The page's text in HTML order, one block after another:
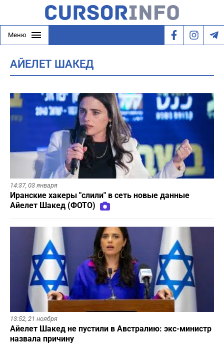
Меню
АЙЕЛЕТ ШАКЕД
14:37, 03 января
Иранские хакеры "слили" в сеть новые данные
Айелет Шакед (ФОТО)
13:52, 21 ноября
Айелет Шакед не пустили в Австралию: экс-министр
назвала причину